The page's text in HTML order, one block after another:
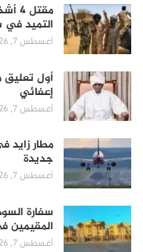
التميد
أغسطس 7, 2026
أول تعليق
إعفائي
أغسطس 7, 2026
مطار زايد
جديدة
أغسطس 7, 2026
سفارة
المقيمين
أغسطس 7, 2026